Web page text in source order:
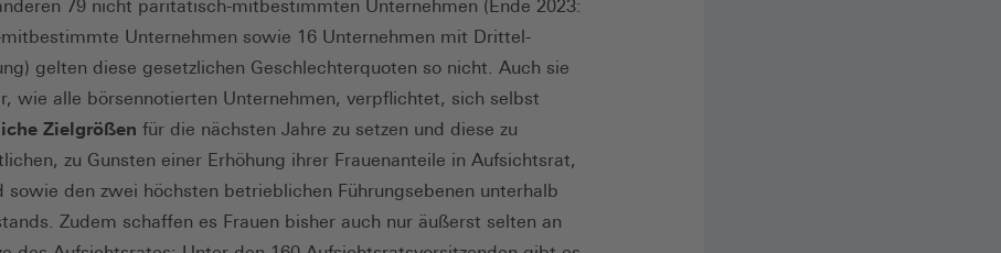
79 nicht paritätisch-mitbestimmten Unternehmen (Ende 2023:
Unternehmen sowie 16 Unternehmen mit Drittel-
gelten diese gesetzlichen Geschlechterquoten so nicht. Auch sie
wie alle börsennotierten Unternehmen, verpflichtet, sich selbst
Zielgrößen für die nächsten Jahre zu setzen und diese zu
zu Gunsten einer Erhöhung ihrer Frauenanteile in Aufsichtsrat,
sowie den zwei höchsten betrieblichen Führungsebenen unterhalb
Zudem schaffen es Frauen bisher auch nur äußerst selten an